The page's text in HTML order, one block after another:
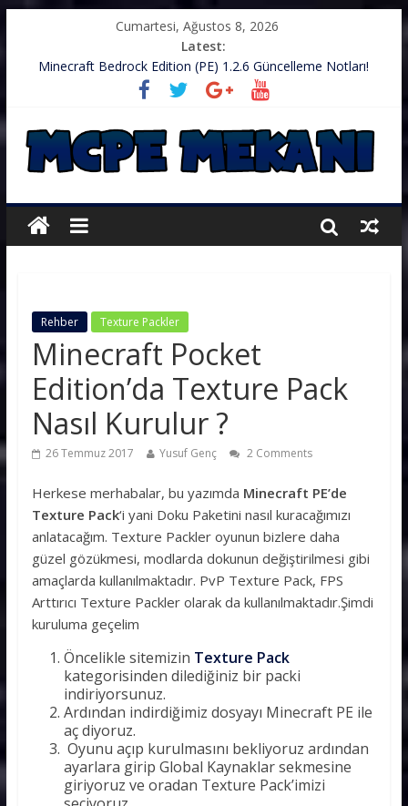
Cumartesi, Ağustos 8, 2026
Latest:
Minecraft Bedrock Edition (PE) 1.2.6 Güncelleme Notları!
.zip’li Doku Paketini Minecraft’ıma Nasıl Koyarım?
TurkishCraft Faction Sunucusu – v1.2.10
Minecraft (PE) PUBG Server IP – Harika Bir Server
Minecraft: PE 1.2.9 – Güncelleme Notları
Rehber Texture Packler
Minecraft Pocket
Edition’da Texture Pack
Nasıl Kurulur ?
26 Temmuz 2017 Yusuf Genç 2 Comments
Herkese merhabalar, bu yazımda Minecraft PE’de
Texture Pack‘i yani Doku Paketini nasıl kuracağımızı
anlatacağım. Texture Packler oyunun bizlere daha
güzel gözükmesi, modlarda dokunun değiştirilmesi gibi
amaçlarda kullanılmaktadır. PvP Texture Pack, FPS
Arttırıcı Texture Packler olarak da kullanılmaktadır.Şimdi
kuruluma geçelim
Öncelikle sitemizin Texture Pack
kategorisinden dilediğiniz bir packi
indiriyorsunuz.
Ardından indirdiğimiz dosyayı Minecraft PE ile
aç diyoruz.
Oyunu açıp kurulmasını bekliyoruz ardından
ayarlara girip Global Kaynaklar sekmesine
giriyoruz ve oradan Texture Pack’imizi